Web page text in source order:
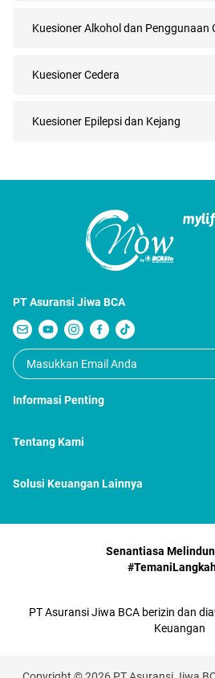
Kuesioner Alkohol dan Penggunaan
Kuesioner Cedera
Kuesioner Epilepsi dan Kejang
PT Asuransi Jiwa BCA
Informasi Penting
Tentang Kami
Solusi Keuangan Lainnya
Senantiasa
PT Asuransi Jiwa BCA berizin dan
Keuangan